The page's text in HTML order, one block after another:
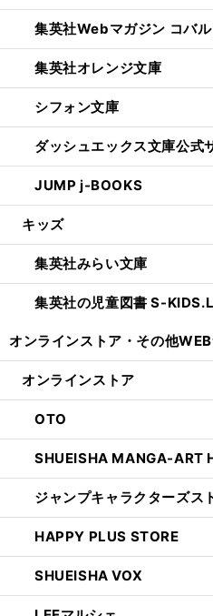
集英社Webマガジン コバル
集英社オレンジ文庫
シフォン文庫
ダッシュエックス文庫公式
JUMP j-BOOKS
キッズ
集英社みらい文庫
集英社の児童図書 S-
オンラインストア・ その他
オンラインストア
OTO
SHUEISHA MANGA-ART
ジャンプキャラクターズス
HAPPY PLUS STORE
SHUEISHA VOX